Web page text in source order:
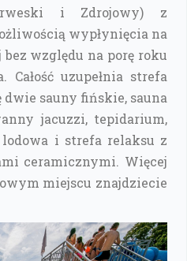
i Zdrojowy) z
wypłynięcia na
względu na porę roku
uzupełnia strefa
dwie sauny fińskie, sauna
jacuzzi, tepidarium,
i strefa relaksu z
ceramicznymi. Więcej
miejscu znajdziecie